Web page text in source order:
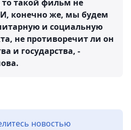
такой фильм не
конечно же, мы будем
и социальную
не противоречит ли он
и государства, -
новостью